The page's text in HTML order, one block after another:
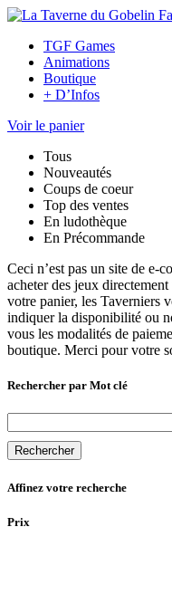
TGF Games
Animations
Boutique
+ D’Infos
Voir le panier
Tous
Nouveautés
Coups de coeur
Top des ventes
En ludothèque
En Précommande
Ceci n’est pas un site de e-
acheter des jeux
votre panier, les Taverniers
indiquer la disponibilité ou
vous les modalités de
boutique. Merci pour votre
Rechercher par Mot clé
Rechercher
Affinez votre recherche
Prix